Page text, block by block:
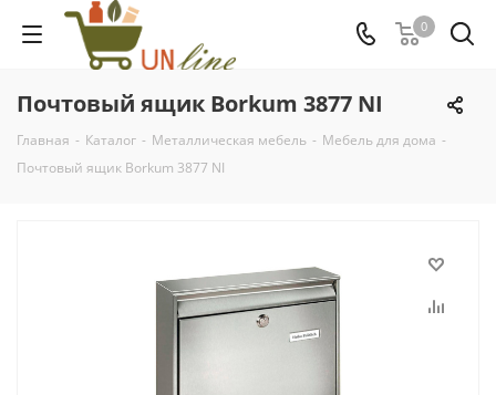
0
Почтовый ящик Borkum 3877 NI
Главная - Каталог - Металлическая мебель - Мебель для дома -
Почтовый ящик Borkum 3877 NI